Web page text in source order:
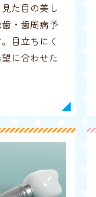
た目の美し
・歯周病予
目立ちにく
に合わせた